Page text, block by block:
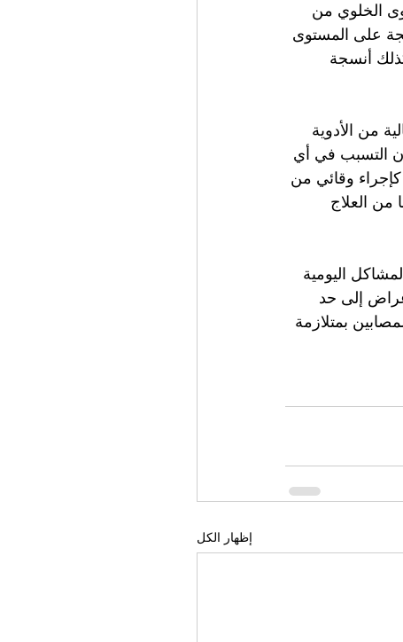
الخلوي من
على المستوى
أنسجة
من الأدوية
دون التسبب في أي
وقائي من
من العلاج
اليومية
إلى حد
بمتلازمة
إظهار الكل